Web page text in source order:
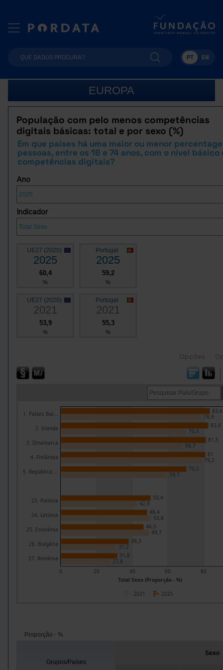
PT EN
EUROPA
População com pelo menos competências
digitais básicas: total e por sexo (%)
Em que países há uma maior ou menor
pessoas, entre os 16 e 74 anos, com o nível básico
competências digitais?
Ano
Indicador
UE27 (2020)
2025
60,4
%
Portugal
2025
59,2
%
UE27 (2020)
2021
53,9
%
Portugal
2021
55,3
%
Opções
Total Sexo (Proporção - %)
0 20 40 60 80
1. Países Bai...
2. Irlanda
3. Dinamarca
4. Finlândia
5. República ...
23. Polónia
24. Letónia
25. Eslovénia
26. Bulgária
27. Roménia
83,6
82,8
81,5
81
70,5
50,4
48,4
46,5
38,3
31,8
78,9
70,5
68,7
79,2
59,7
42,9
50,8
49,7
31,2
27,8
2025
2021
Proporção - %
Grupos/Países
Sexo